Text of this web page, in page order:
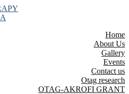
Home
About Us
Gallery
Events
Contact us
Otag research
OTAG-AKROFI GRANT